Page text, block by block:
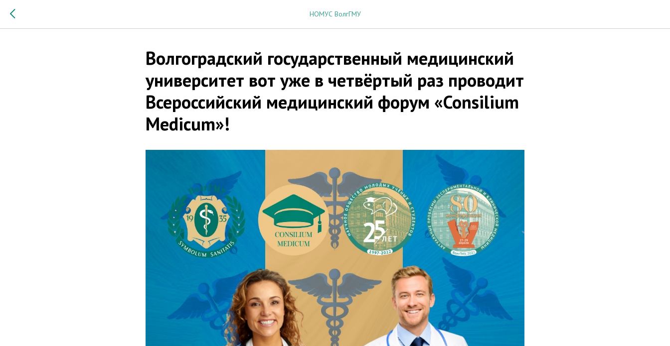
НОМУС ВолгГМУ
Волгоградский государственный медицинский
университет вот уже в четвёртый раз проводит
Всероссийский медицинский форум «Consilium
Medicum»!